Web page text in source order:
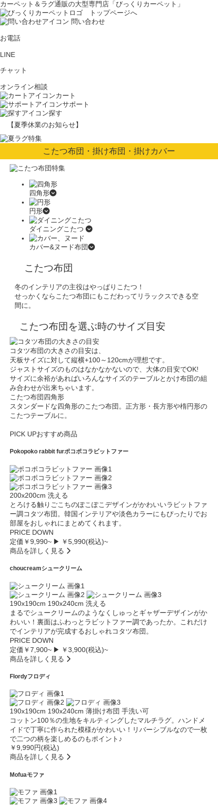
カーペット＆ラグ通販の大型専門店「びっくりカーペット」
問い合わせ
お電話
LINE
チャット
オンライン相談
カート
サポート
探す
【夏季休業のお知らせ】
こたつ布団・掛け布団・掛けカバー
四角形
円形
ダイニングこたつ
カバー&ヌード布団
こたつ布団
冬のインテリアの主役はやっぱりこたつ！
せっかくならこたつ布団にもこだわってリラックスできる空
間に。
こたつ布団を選ぶ時のサイズ目安
コタツ布団の大きさの目安は、
天板サイズに対して縦横+100～120cmが理想です。
ジャストサイズのものはなかなかないので、 大体の目安でOK!
サイズに余裕があればいろんなサイズのテーブルとかけ布団の組
み合わせが出来ちゃいます。
こたつ布団四角形
スタンダードな四角形のこたつ布団。正方形・長方形や楕円形の
こたつテーブルに。
PICK UPおすすめ商品
Pokopoko rabbit furポコポコラビットファー
200x200cm 洗える
とろける触りごこちのぽこぽこデザインがかわいいラビットファ
ー調コタツ布団。韓国インテリアや淡色カラーにもぴったりでお
部屋をおしゃれにまとめてくれます。
PRICE DOWN
定価￥9,990~ ▶ ￥5,990(税込)~
商品を詳しく見る
choucreamシュークリーム
190x190cm 190x240cm 洗える
まるでシュークリームのようなくしゅっとギャザーデザインがか
わいい！裏面はふわっとラビットファー調であったか。これだけ
でインテリアが完成するおしゃれコタツ布団。
PRICE DOWN
定価￥7,900~ ▶ ￥3,900(税込)~
商品を詳しく見る
Flordyフロディ
190x190cm 190x240cm 薄掛け布団 手洗い可
コットン100％の生地をキルティングしたマルチラグ。ハンドメ
イドで丁寧に作られた模様がかわいい！リバーシブルなので一枚
で二つの柄を楽しめるのもポイント♪
￥9,990円(税込)
商品を詳しく見る
Mofuaモファ